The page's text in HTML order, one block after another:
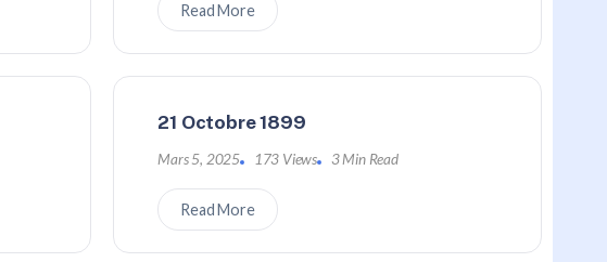
Read More
21 Octobre 1899
Mars 5, 2025 173 Views 3 Min Read
Read More